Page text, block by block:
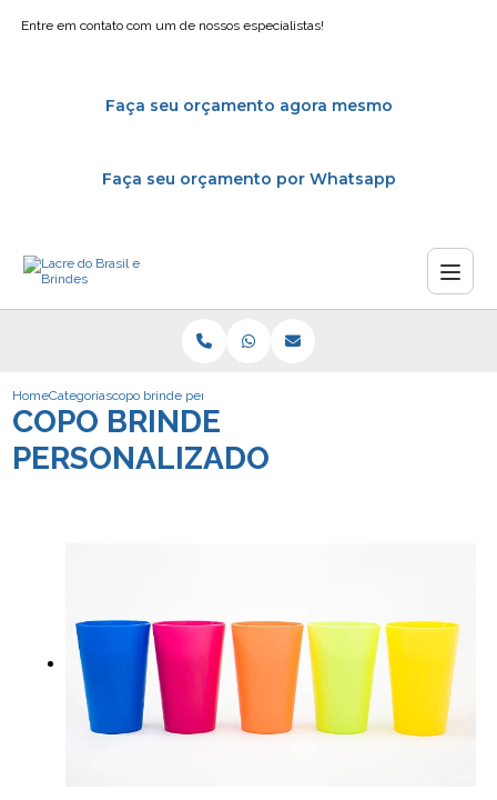
Entre em contato com um de nossos especialistas!
Faça seu orçamento agora mesmo
Faça seu orçamento por Whatsapp
HomeCategoriascopo brinde personalizado
COPO BRINDE
PERSONALIZADO